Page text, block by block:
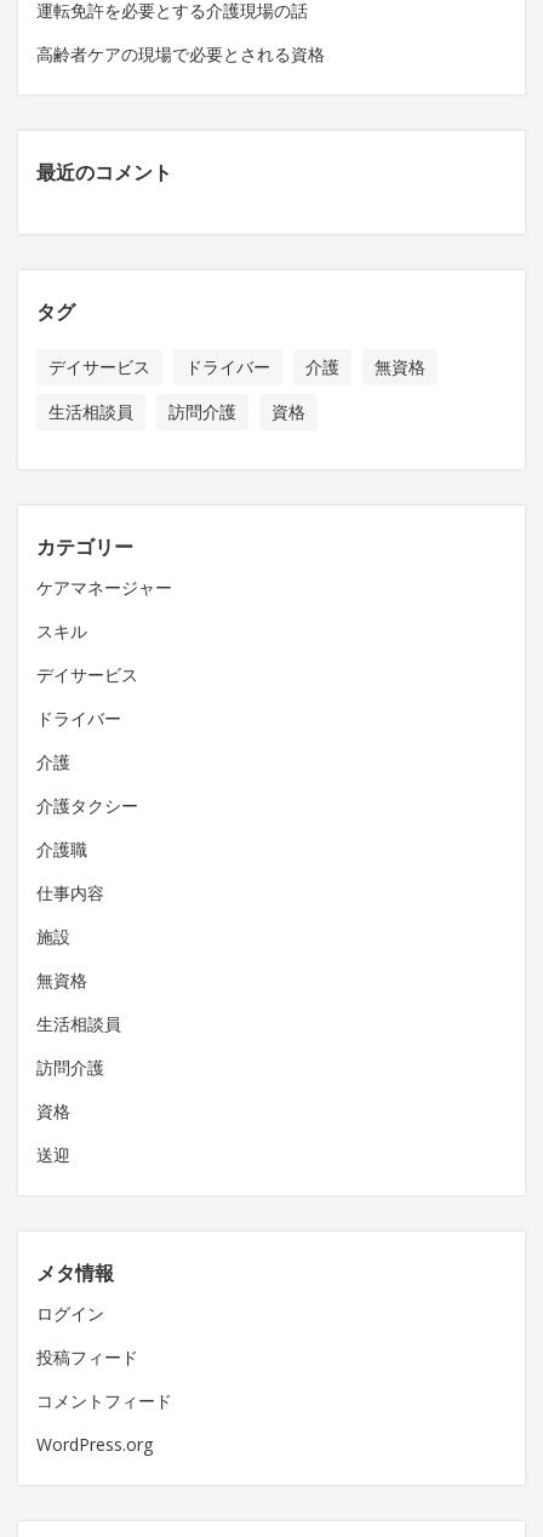
運転免許を必要とする介護現場の話
高齢者ケアの現場で必要とされる資格
最近のコメント
タグ
デイサービス ドライバー 介護
無資格
生活相談員
訪問介護 資格
カテゴリー
ケアマネージャー
スキル
デイサービス
ドライバー
介護
介護タクシー
介護職
仕事内容
施設
無資格
生活相談員
訪問介護
資格
送迎
メタ情報
ログイン
投稿フィード
コメントフィード
WordPress.org